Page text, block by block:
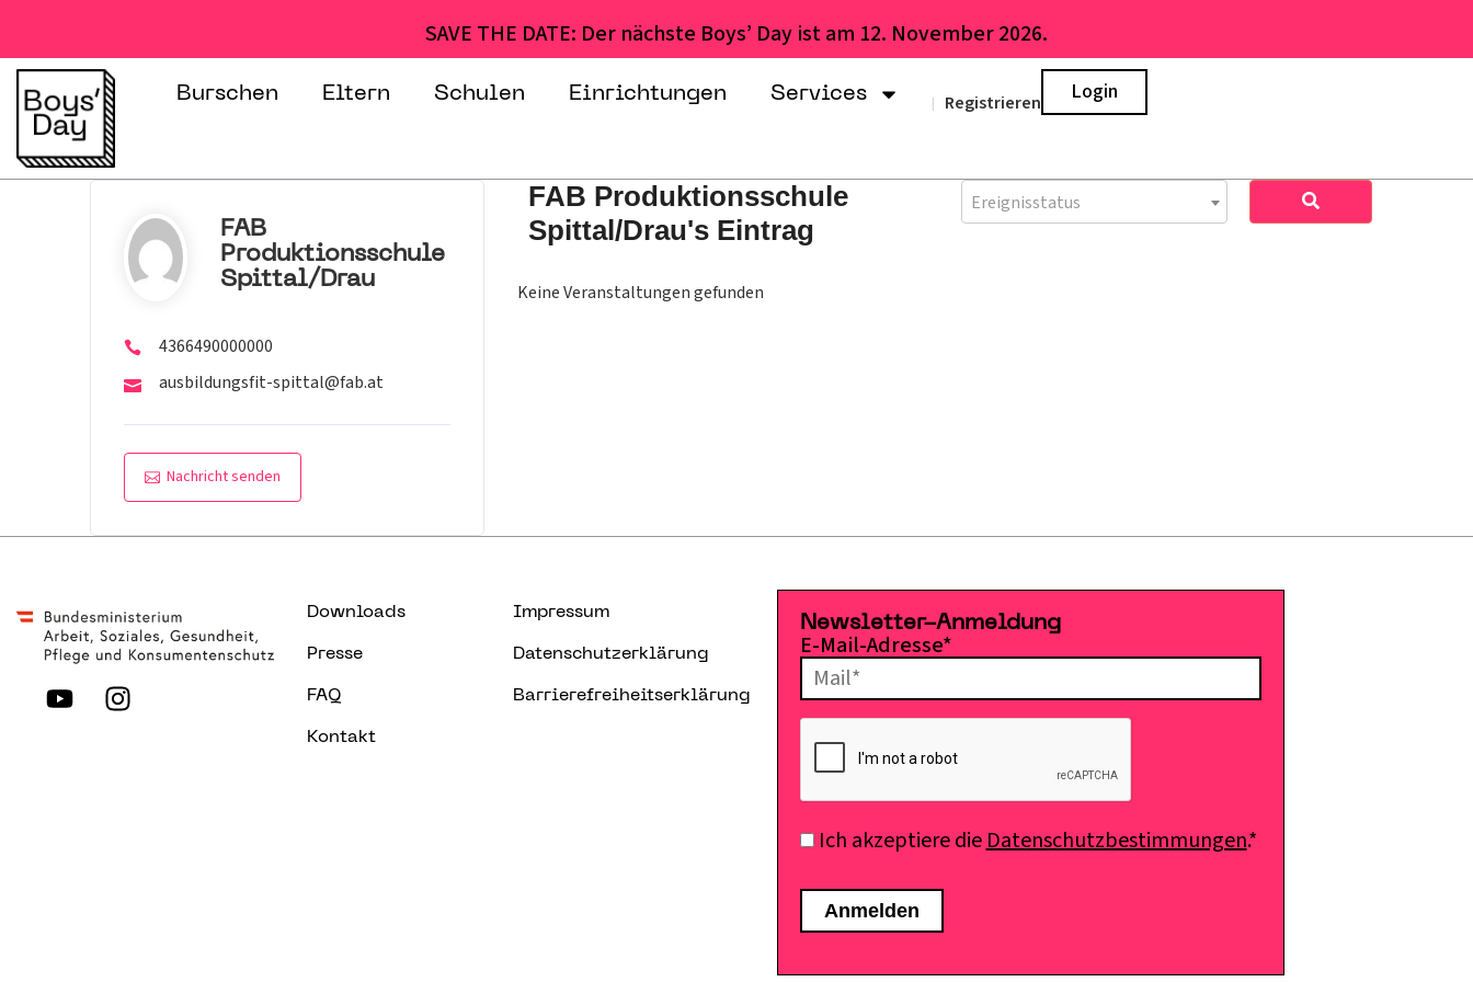
SAVE THE DATE: Der nächste Boys’ Day ist am 12. November 2026.
Burschen Eltern Schulen Einrichtungen Services | Registrieren Login
FAB
Produktionsschule
Spittal/Drau
4366490000000
ausbildungsfit-spittal@fab.at
Nachricht senden
FAB Produktionsschule
Spittal/Drau's Eintrag
Ereignisstatus
Keine Veranstaltungen gefunden
Downloads
Presse
FAQ
Kontakt
Impressum
Datenschutzerklärung
Barrierefreiheitserklärung
Newsletter-Anmeldung
E-Mail-Adresse*
Ich akzeptiere dieDatenschutzbestimmungen.*